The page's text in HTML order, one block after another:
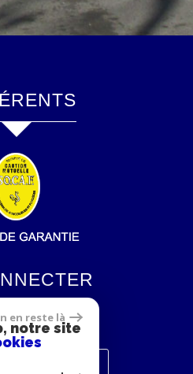
propriétaires
en reste là
notre site